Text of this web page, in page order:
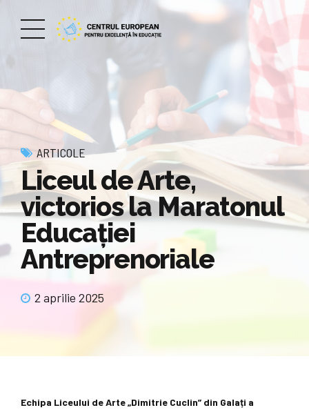
ARTICOLE
Liceul de Arte,
victorios la Maratonul
Educației
Antreprenoriale
2 aprilie 2025
Echipa Liceului de Arte „Dimitrie Cuclin” din Galați a